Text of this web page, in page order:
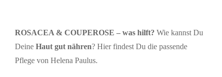
ROSACEA & COUPEROSE – was hilft? Wie kannst Du
Deine Haut gut nähren? Hier findest Du die passende
Pflege von Helena Paulus.